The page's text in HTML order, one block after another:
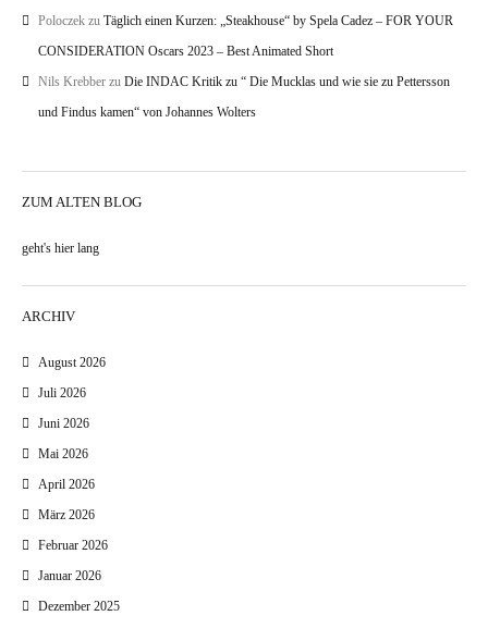
Poloczek zu Täglich einen Kurzen: „Steakhouse“ by Spela Cadez – FOR YOUR
CONSIDERATION Oscars 2023 – Best Animated Short
Nils Krebber zu Die INDAC Kritik zu “ Die Mucklas und wie sie zu Pettersson
und Findus kamen“ von Johannes Wolters
ZUM ALTEN BLOG
geht's hier lang
ARCHIV
August 2026
Juli 2026
Juni 2026
Mai 2026
April 2026
März 2026
Februar 2026
Januar 2026
Dezember 2025